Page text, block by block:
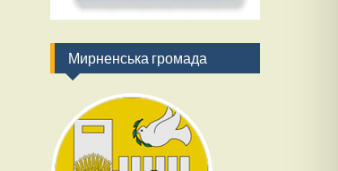
Мирненська громада